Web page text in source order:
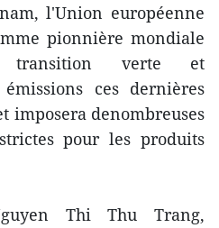
l'Union européenne
pionnière mondiale
verte et
ces dernières
imposera denombreuses
pour les produits
Thi Thu Trang,